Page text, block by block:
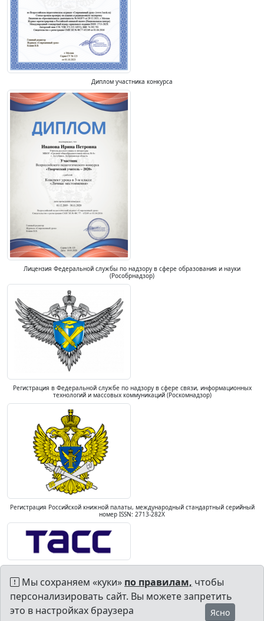
Диплом участника конкурса
Лицензия Федеральной службы по надзору в сфере образования и науки
(Рособрнадзор)
Регистрация в Федеральной службе по надзору в сфере связи, информационных
технологий и массовых коммуникаций (Роскомнадзор)
Регистрация Российской книжной палаты, международный стандартный серийный
номер ISSN: 2713-282X
Мы сохраняем «куки» по правилам, чтобы
персонализировать сайт. Вы можете запретить
это в настройках браузера
Ясно